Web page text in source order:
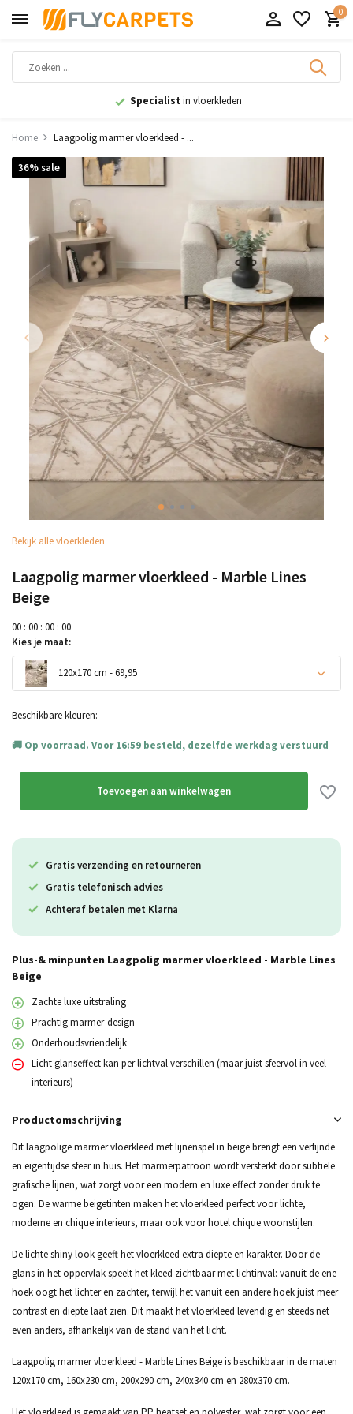
0
9,1uit 11.000+ beoordelingen
Home Laagpolig marmer vloerkleed - ...
36% sale
Bekijk alle vloerkleden
Laagpolig marmer vloerkleed - Marble Lines
Beige
00 : 00 : 00 : 00
Kies je maat:
120x170 cm - 69,95
Beschikbare kleuren:
Op voorraad. Voor 16:59 besteld, dezelfde werkdag verstuurd
Toevoegen aan winkelwagen
Gratis verzending en retourneren
Gratis telefonisch advies
Achteraf betalen met Klarna
Plus-& minpunten Laagpolig marmer vloerkleed - Marble Lines
Beige
Zachte luxe uitstraling
Prachtig marmer-design
Onderhoudsvriendelijk
Licht glanseffect kan per lichtval verschillen (maar juist sfeervol in veel
interieurs)
Productomschrijving
Dit laagpolige marmer vloerkleed met lijnenspel in beige brengt een verfijnde
en eigentijdse sfeer in huis. Het marmerpatroon wordt versterkt door subtiele
grafische lijnen, wat zorgt voor een modern en luxe effect zonder druk te
ogen. De warme beigetinten maken het vloerkleed perfect voor lichte,
moderne en chique interieurs, maar ook voor hotel chique woonstijlen.
De lichte shiny look geeft het vloerkleed extra diepte en karakter. Door de
glans in het oppervlak speelt het kleed zichtbaar met lichtinval: vanuit de ene
hoek oogt het lichter en zachter, terwijl het vanuit een andere hoek juist meer
contrast en diepte laat zien. Dit maakt het vloerkleed levendig en steeds net
even anders, afhankelijk van de stand van het licht.
Laagpolig marmer vloerkleed - Marble Lines Beige is beschikbaar in de maten
120x170 cm, 160x230 cm, 200x290 cm, 240x340 cm en 280x370 cm.